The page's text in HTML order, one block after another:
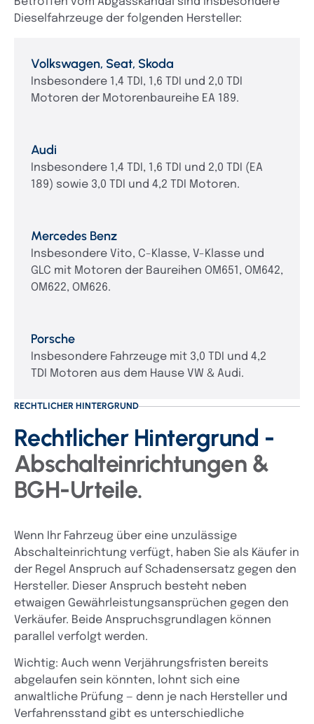
Dieselfahrzeuge der folgenden Hersteller:
Volkswagen, Seat, Skoda
Insbesondere 1,4 TDI, 1,6 TDI und 2,0 TDI
Motoren der Motorenbaureihe EA 189.
Audi
Insbesondere 1,4 TDI, 1,6 TDI und 2,0 TDI (EA
189) sowie 3,0 TDI und 4,2 TDI Motoren.
Mercedes Benz
Insbesondere Vito, C-Klasse, V-Klasse und
GLC mit Motoren der Baureihen OM651, OM642,
OM622, OM626.
Porsche
Insbesondere Fahrzeuge mit 3,0 TDI und 4,2
TDI Motoren aus dem Hause VW & Audi.
RECHTLICHER HINTERGRUND
Rechtlicher Hintergrund -
Abschalteinrichtungen &
BGH-Urteile.
Wenn Ihr Fahrzeug über eine unzulässige
Abschalteinrichtung verfügt, haben Sie als Käufer in
der Regel Anspruch auf Schadensersatz gegen den
Hersteller. Dieser Anspruch besteht neben
etwaigen Gewährleistungsansprüchen gegen den
Verkäufer. Beide Anspruchsgrundlagen können
parallel verfolgt werden.
Wichtig: Auch wenn Verjährungsfristen bereits
abgelaufen sein könnten, lohnt sich eine
anwaltliche Prüfung — denn je nach Hersteller und
Verfahrensstand gibt es unterschiedliche